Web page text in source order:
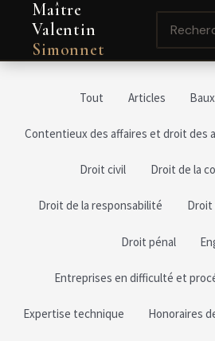
contenu
Maître
Valentin
Simonnet
for:
Tout Articles
Contentieux des affaires et droit des
Droit civil Droit de la
Droit de la responsabilité Droit
Droit pénal
Entreprises en difficulté et
Expertise technique Honoraires
Pagination
publications